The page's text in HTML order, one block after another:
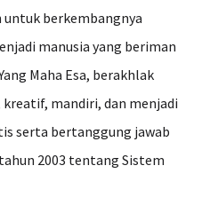
untuk berkembangnya
manusia yang beriman
Maha Esa, berakhlak
mandiri, dan menjadi
serta bertanggung jawab
2003 tentang Sistem